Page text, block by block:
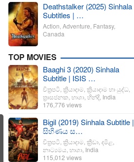
Deathstalker (2025) Sinhala
Subtitles | …
Action Adventure Fantasy,
Canada
TOP MOVIES
Baaghi 3 (2020) Sinhala
Subtitle | ISIS …
චිත්‍රපටි ක්‍රියාදාම ක්‍රියාදාම හා යුද්ධ
ත්‍රාසජනක භාශා හින්දි India
176,776 views
Bigil (2019) Sinhala Subtitle |
සිහිණය ස…
චිත්‍රපටි ක්‍රියාදාම ක්‍රීඩා දමිළ
නාට්‍යමය භාශා India
115,012 views